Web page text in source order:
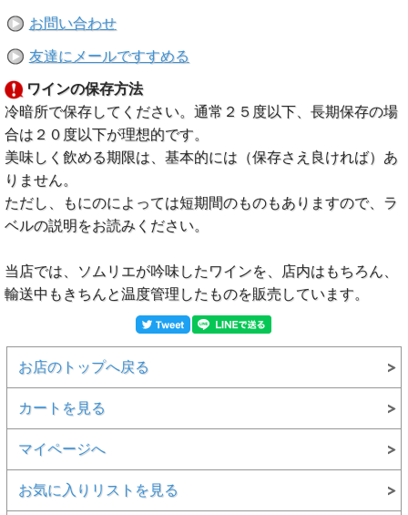
お問い合わせ
友達にメールですすめる
ワインの保存方法
冷暗所で保存してください。通常２５度以下、長期保存の場
合は２０度以下が理想的です。
美味しく飲める期限は、基本的には（保存さえ良ければ）あ
りません。
ただし、もにのによっては短期間のものもありますので、ラ
ベルの説明をお読みください。
当店では、ソムリエが吟味したワインを、店内はもちろん、
輸送中もきちんと温度管理したものを販売しています。
お店のトップへ戻る
カートを見る
マイページへ
お気に入りリストを見る